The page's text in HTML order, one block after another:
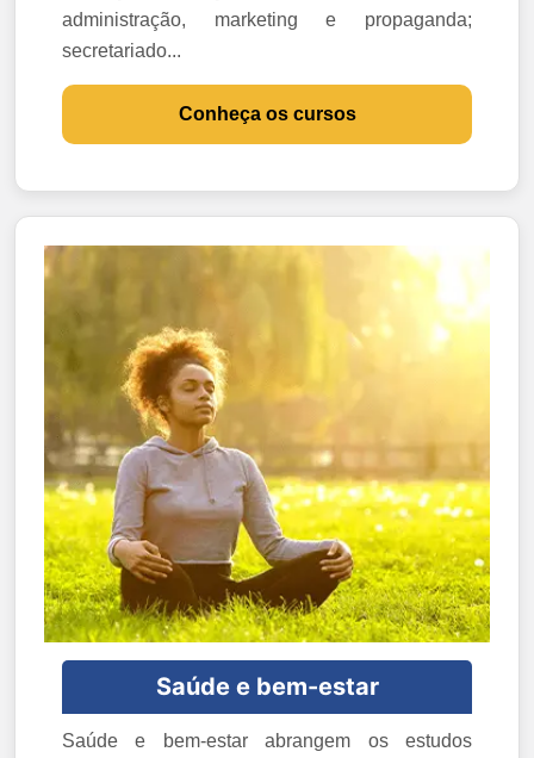
administração, marketing e propaganda;
secretariado...
Conheça os cursos
Saúde e bem-estar
Saúde e bem-estar abrangem os estudos